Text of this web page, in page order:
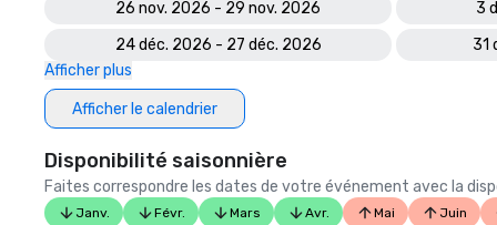
26 nov. 2026 - 29 nov. 2026
3
24 déc. 2026 - 27 déc. 2026
31
Afficher plus
Afficher le calendrier
Disponibilité saisonnière
Faites correspondre les dates de votre événement avec la
Janv. Févr. Mars Avr. Mai Juin